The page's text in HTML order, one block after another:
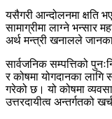
यसैगरी आन्दोलनमा क्षति
सामाग्रीमा लाग्ने भन्सार
अर्थ मन्त्री खनालले
सार्वजनिक सम्पत्तिको
र कोषमा योगदानका लागि
गरेको छ। यो कोषमा
उत्तरदायीत्व अन्तर्गतको